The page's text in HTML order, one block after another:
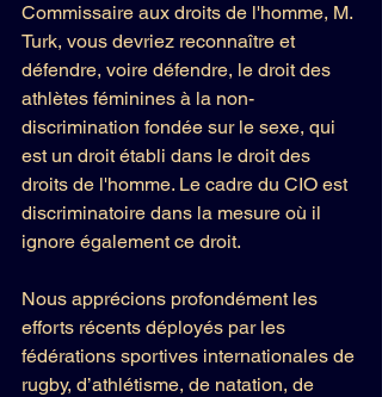
Commissaire aux droits de l'homme, M.
Turk, vous devriez reconnaître et
défendre, voire défendre, le droit des
athlètes féminines à la non-
discrimination fondée sur le sexe, qui
est un droit établi dans le droit des
droits de l'homme. Le cadre du CIO est
discriminatoire dans la mesure où il
ignore également ce droit.
Nous apprécions profondément les
efforts récents déployés par les
fédérations sportives internationales de
rugby, d’athlétisme, de natation, de